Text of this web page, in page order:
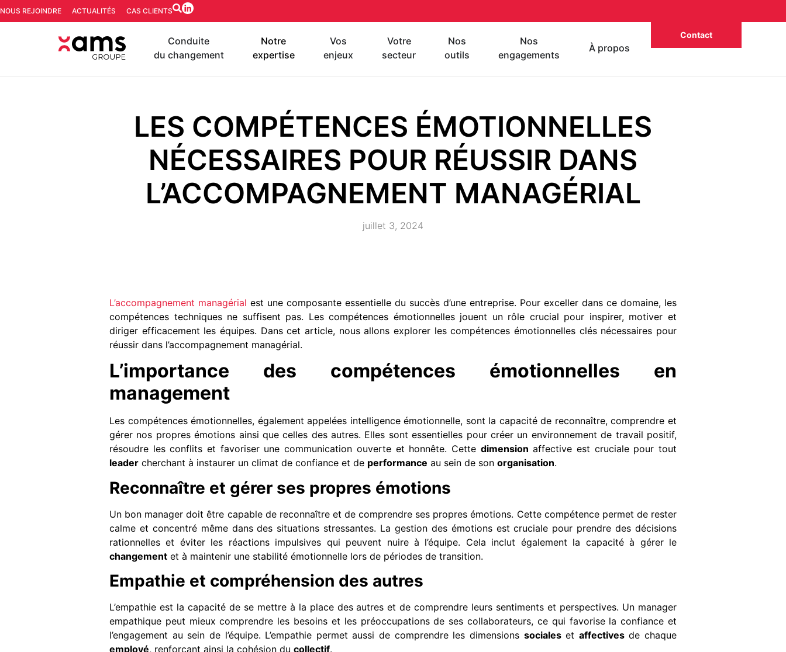
NOUS REJOINDRE ACTUALITÉS CAS CLIENTS
Conduite
du changement
Notre
expertise
Vos
enjeux
Votre
secteur
Nos
outils
Nos
engagements
À propos
Contact
LES COMPÉTENCES ÉMOTIONNELLES
NÉCESSAIRES POUR RÉUSSIR DANS
L’ACCOMPAGNEMENT MANAGÉRIAL
juillet 3, 2024
L’accompagnement managérial est une composante essentielle du succès d’une entreprise. Pour exceller dans ce domaine, les
compétences techniques ne suffisent pas. Les compétences émotionnelles jouent un rôle crucial pour inspirer, motiver et
diriger efficacement les équipes. Dans cet article, nous allons explorer les compétences émotionnelles clés nécessaires pour
réussir dans l’accompagnement managérial.
L’importance des compétences émotionnelles en
management
Les compétences émotionnelles, également appelées intelligence émotionnelle, sont la capacité de reconnaître, comprendre et
gérer nos propres émotions ainsi que celles des autres. Elles sont essentielles pour créer un environnement de travail positif,
résoudre les conflits et favoriser une communication ouverte et honnête. Cette dimension affective est cruciale pour tout
leader cherchant à instaurer un climat de confiance et de performance au sein de son organisation.
Reconnaître et gérer ses propres émotions
Un bon manager doit être capable de reconnaître et de comprendre ses propres émotions. Cette compétence permet de rester
calme et concentré même dans des situations stressantes. La gestion des émotions est cruciale pour prendre des décisions
rationnelles et éviter les réactions impulsives qui peuvent nuire à l’équipe. Cela inclut également la capacité à gérer le
changement et à maintenir une stabilité émotionnelle lors de périodes de transition.
Empathie et compréhension des autres
L’empathie est la capacité de se mettre à la place des autres et de comprendre leurs sentiments et perspectives. Un manager
empathique peut mieux comprendre les besoins et les préoccupations de ses collaborateurs, ce qui favorise la confiance et
l’engagement au sein de l’équipe. L’empathie permet aussi de comprendre les dimensions socialeset affectivesde chaque
employé, renforçant ainsi la cohésion du collectif.